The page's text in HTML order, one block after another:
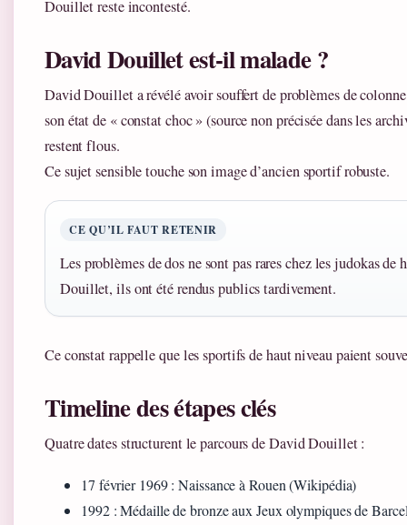
Douillet reste incontesté.
David Douillet est-il malade ?
David Douillet a révélé avoir souffert de problèmes de
son état de « constat choc » (source non précisée dans les
restent flous.
Ce sujet sensible touche son image d’ancien sportif robuste.
CE QU’IL FAUT RETENIR
Les problèmes de dos ne sont pas rares chez les judokas de
Douillet, ils ont été rendus publics tardivement.
Ce constat rappelle que les sportifs de haut niveau paient
Timeline des étapes clés
Quatre dates structurent le parcours de David Douillet :
17 février 1969: Naissance à Rouen (Wikipédia)
1992: Médaille de bronze aux Jeux olympiques de